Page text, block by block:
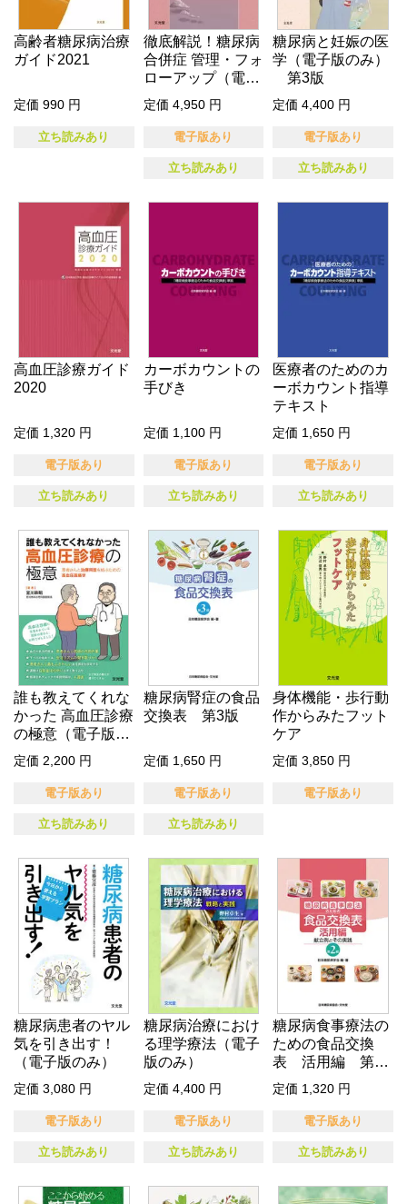
高齢者糖尿病治療
ガイド2021
定価 990 円
立ち読みあり
徹底解説！糖尿病
合併症 管理・フォ
ローアップ（電子
版のみ）
定価 4,950 円
電子版あり
立ち読みあり
糖尿病と妊娠の医
学（電子版のみ）
第3版
定価 4,400 円
電子版あり
立ち読みあり
高血圧診療ガイド
2020
定価 1,320 円
電子版あり
立ち読みあり
カーボカウントの
手びき
定価 1,100 円
電子版あり
立ち読みあり
医療者のためのカ
ーボカウント指導
テキスト
定価 1,650 円
電子版あり
立ち読みあり
誰も教えてくれな
かった 高血圧診療
の極意（電子版の
み）
定価 2,200 円
電子版あり
立ち読みあり
糖尿病腎症の食品
交換表 第3版
定価 1,650 円
電子版あり
立ち読みあり
身体機能・歩行動
作からみたフット
ケア
定価 3,850 円
電子版あり
糖尿病患者のヤル
気を引き出す！
（電子版のみ）
定価 3,080 円
電子版あり
立ち読みあり
糖尿病治療におけ
る理学療法（電子
版のみ）
定価 4,400 円
電子版あり
立ち読みあり
糖尿病食事療法の
ための食品交換
表 活用編 第2
版
定価 1,320 円
電子版あり
立ち読みあり